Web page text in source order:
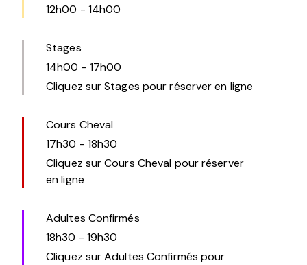
12h00 - 14h00
Stages
14h00 - 17h00
Cliquez sur Stages pour réserver en ligne
Cours Cheval
17h30 - 18h30
Cliquez sur Cours Cheval pour réserver
en ligne
Adultes Confirmés
18h30 - 19h30
Cliquez sur Adultes Confirmés pour